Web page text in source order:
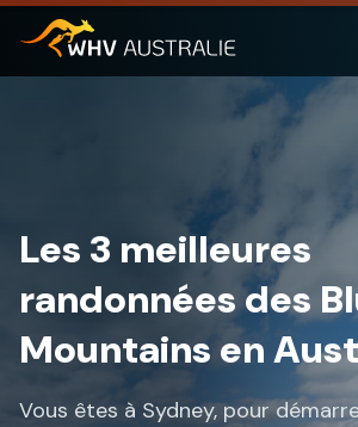
Les 3 meilleures
randonnées des
Mountains en
Vous êtes à Sydney, pour